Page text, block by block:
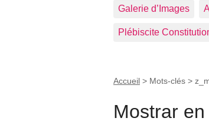
Galerie d’Images
Plébiscite
Accueil > Mots-clés >
Mostrar